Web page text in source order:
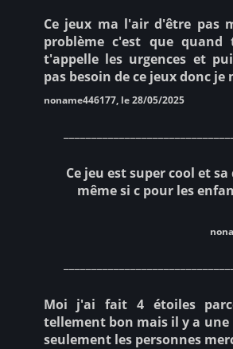
Ce jeux ma l'air d'être pas
problème c'est que quand
t'appelle les urgences et
pas besoin de ce jeux donc je
noname446177, le 28/05/2025
Ce jeu est super cool et
même si c pour les
Moi j'ai fait 4 étoiles
tellement bon mais il y a
seulement les personnes